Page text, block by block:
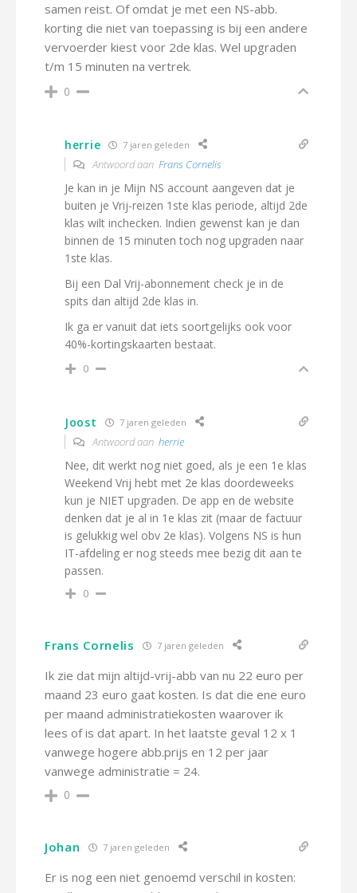
samen reist. Of omdat je met een NS-abb.
korting die niet van toepassing is bij een andere
vervoerder kiest voor 2de klas. Wel upgraden
t/m 15 minuten na vertrek.
0
herrie 7 jaren geleden
Antwoord aan Frans Cornelis
Je kan in je Mijn NS account aangeven dat je
buiten je Vrij-reizen 1ste klas periode, altijd 2de
klas wilt inchecken. Indien gewenst kan je dan
binnen de 15 minuten toch nog upgraden naar
1ste klas.
Bij een Dal Vrij-abonnement check je in de
spits dan altijd 2de klas in.
Ik ga er vanuit dat iets soortgelijks ook voor
40%-kortingskaarten bestaat.
0
Joost 7 jaren geleden
Antwoord aan herrie
Nee, dit werkt nog niet goed, als je een 1e klas
Weekend Vrij hebt met 2e klas doordeweeks
kun je NIET upgraden. De app en de website
denken dat je al in 1e klas zit (maar de factuur
is gelukkig wel obv 2e klas). Volgens NS is hun
IT-afdeling er nog steeds mee bezig dit aan te
passen.
0
Frans Cornelis 7 jaren geleden
Ik zie dat mijn altijd-vrij-abb van nu 22 euro per
maand 23 euro gaat kosten. Is dat die ene euro
per maand administratiekosten waarover ik
lees of is dat apart. In het laatste geval 12 x 1
vanwege hogere abb.prijs en 12 per jaar
vanwege administratie = 24.
0
Johan 7 jaren geleden
Er is nog een niet genoemd verschil in kosten: